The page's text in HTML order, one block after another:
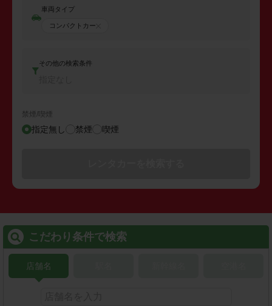
車両タイプ
コンパクトカー
その他の検索条件
禁煙/喫煙
指定無し 禁煙 喫煙
こだわり条件で検索
店舗名